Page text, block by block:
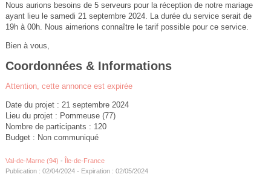
Nous aurions besoins de 5 serveurs pour la réception de notre mariage
ayant lieu le samedi 21 septembre 2024. La durée du service serait de
19h à 00h. Nous aimerions connaître le tarif possible pour ce service.
Bien à vous,
Coordonnées & Informations
Attention, cette annonce est expirée
Date du projet : 21 septembre 2024
Lieu du projet : Pommeuse (77)
Nombre de participants : 120
Budget : Non communiqué
Val-de-Marne (94) -
Île-de-France
Publication : 02/04/2024 - Expiration : 02/05/2024